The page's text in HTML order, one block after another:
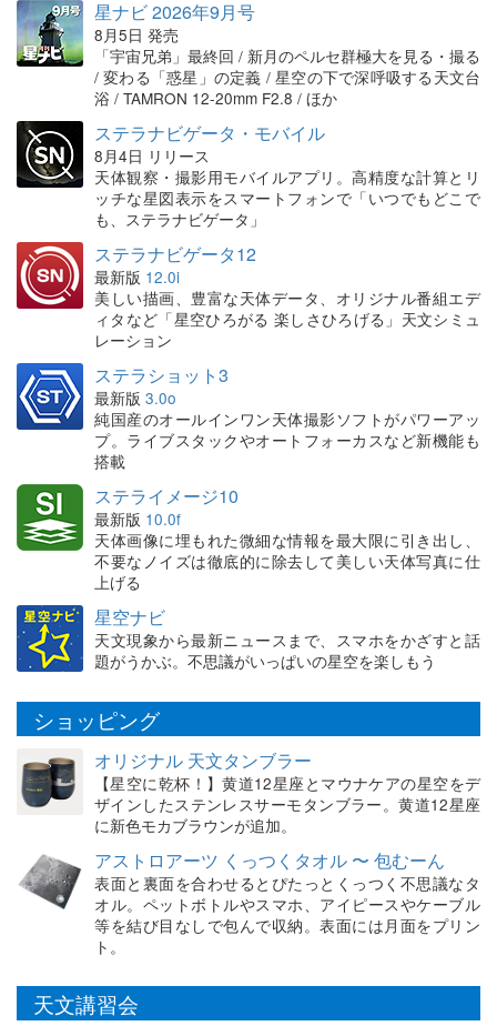
星ナビ 2026年9月号
8月5日 発売
「宇宙兄弟」最終回 / 新月のペルセ群極大を見る・撮る
/ 変わる「惑星」の定義 / 星空の下で深呼吸する天文台
浴 / TAMRON 12-20mm F2.8 / ほか
ステラナビゲータ・モバイル
8月4日 リリース
天体観察・撮影用モバイルアプリ。高精度な計算とリ
ッチな星図表示をスマートフォンで「いつでもどこで
も、ステラナビゲータ」
ステラナビゲータ12
最新版 12.0i
美しい描画、豊富な天体データ、オリジナル番組エデ
ィタなど「星空ひろがる 楽しさひろげる」天文シミュ
レーション
ステラショット3
最新版 3.0o
純国産のオールインワン天体撮影ソフトがパワーアッ
プ。ライブスタックやオートフォーカスなど新機能も
搭載
ステライメージ10
最新版 10.0f
天体画像に埋もれた微細な情報を最大限に引き出し、
不要なノイズは徹底的に除去して美しい天体写真に仕
上げる
星空ナビ
天文現象から最新ニュースまで、スマホをかざすと話
題がうかぶ。不思議がいっぱいの星空を楽しもう
ショッピング
オリジナル 天文タンブラー
【星空に乾杯！】黄道12星座とマウナケアの星空をデ
ザインしたステンレスサーモタンブラー。黄道12星座
に新色モカブラウンが追加。
アストロアーツ くっつくタオル 〜 包むーん
表面と裏面を合わせるとぴたっとくっつく不思議なタ
オル。ペットボトルやスマホ、アイピースやケーブル
等を結び目なしで包んで収納。表面には月面をプリン
ト。
天文講習会